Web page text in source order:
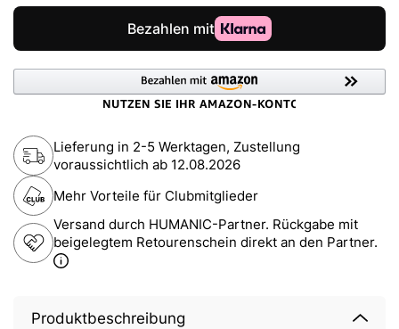
Lieferung in 2-5 Werktagen, Zustellung
voraussichtlich ab 12.08.2026
Mehr Vorteile für Clubmitglieder
Versand durch HUMANIC-Partner. Rückgabe mit
beigelegtem Retourenschein direkt an den Partner.
Produktbeschreibung